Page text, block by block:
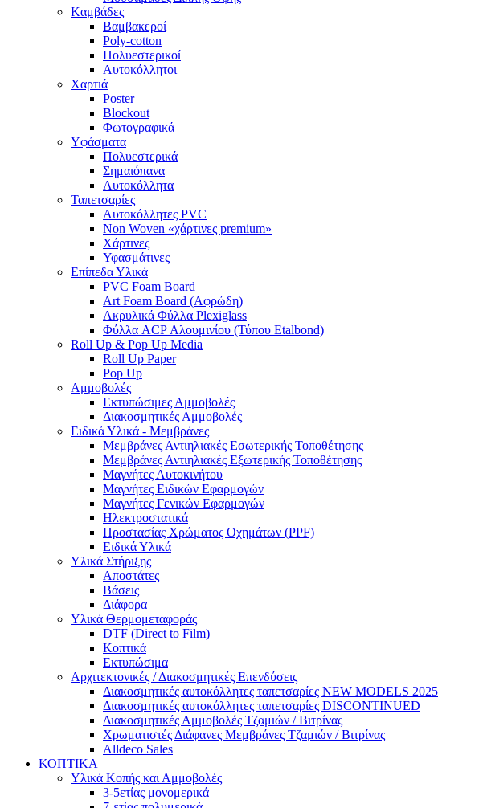
Kαμβάδες
Βαμβακεροί
Poly-cotton
Πολυεστερικοί
Αυτοκόλλητοι
Χαρτιά
Poster
Blockout
Φωτογραφικά
Yφάσματα
Πολυεστερικά
Σημαιόπανα
Αυτοκόλλητα
Ταπετσαρίες
Αυτοκόλλητες PVC
Non Woven «χάρτινες premium»
Χάρτινες
Υφασμάτινες
Επίπεδα Υλικά
PVC Foam Board
Art Foam Board (Αφρώδη)
Ακρυλικά Φύλλα Plexiglass
Φύλλα ACP Αλουμινίου (Τύπου Etalbond)
Roll Up & Pop Up Media
Roll Up Paper
Pop Up
Αμμοβολές
Εκτυπώσιμες Αμμοβολές
Διακοσμητικές Αμμοβολές
Ειδικά Υλικά - Μεμβράνες
Μεμβράνες Αντιηλιακές Εσωτερικής Τοποθέτησης
Μεμβράνες Αντιηλιακές Εξωτερικής Τοποθέτησης
Μαγνήτες Αυτοκινήτου
Μαγνήτες Ειδικών Εφαρμογών
Μαγνήτες Γενικών Εφαρμογών
Ηλεκτροστατικά
Προστασίας Χρώματος Οχημάτων (PPF)
Ειδικά Υλικά
Υλικά Στήριξης
Αποστάτες
Βάσεις
Διάφορα
Υλικά Θερμομεταφοράς
DTF (Direct to Film)
Κοπτικά
Εκτυπώσιμα
Αρχιτεκτονικές / Διακοσμητικές Επενδύσεις
Διακοσμητικές αυτοκόλλητες ταπετσαρίες NEW MODELS 2025
Διακοσμητικές αυτοκόλλητες ταπετσαρίες DISCONTINUED
Διακοσμητικές Αμμοβολές Τζαμιών / Βιτρίνας
Χρωματιστές Διάφανες Μεμβράνες Τζαμιών / Βιτρίνας
Alldeco Sales
ΚΟΠΤΙΚΑ
Υλικά Κοπής και Αμμοβολές
3-5ετίας μονομερικά